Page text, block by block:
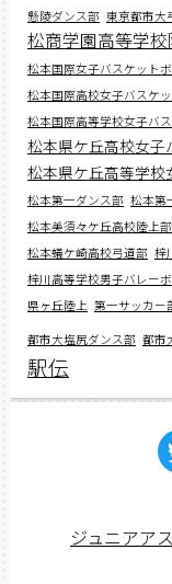
懸陵ダンス部 東京都市大
松商学園高等学
松本国際女子バスケット
松本国際高校女子バスケ
松本国際高等学校女子バ
松本県ケ丘高校女子
松本県ケ丘高等学校
松本第一ダンス部 松本第
松本美須々ケ丘高校陸上部
松本蟻ケ崎高校弓道部 梓
梓川高等学校男子バレー
県ヶ丘陸上 第一サッカー
都市大塩尻ダンス部 都市
駅伝
ジュニアア